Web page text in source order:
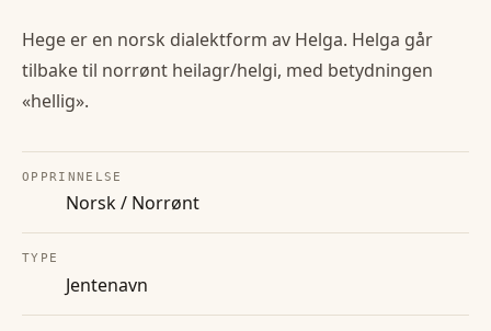
Hege er en norsk dialektform av Helga. Helga går
tilbake til norrønt heilagr/helgi, med betydningen
«hellig».
OPPRINNELSE
Norsk / Norrønt
TYPE
Jentenavn